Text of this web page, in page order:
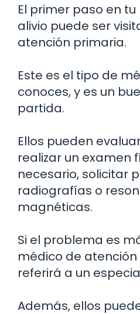
El primer paso en
alivio puede ser
atención primaria.
Este es el tipo de
conoces, y es un
partida.
Ellos pueden
realizar un examen
necesario, solicitar
radiografías o
magnéticas.
Si el problema es
médico de
referirá a un
Además, ellos